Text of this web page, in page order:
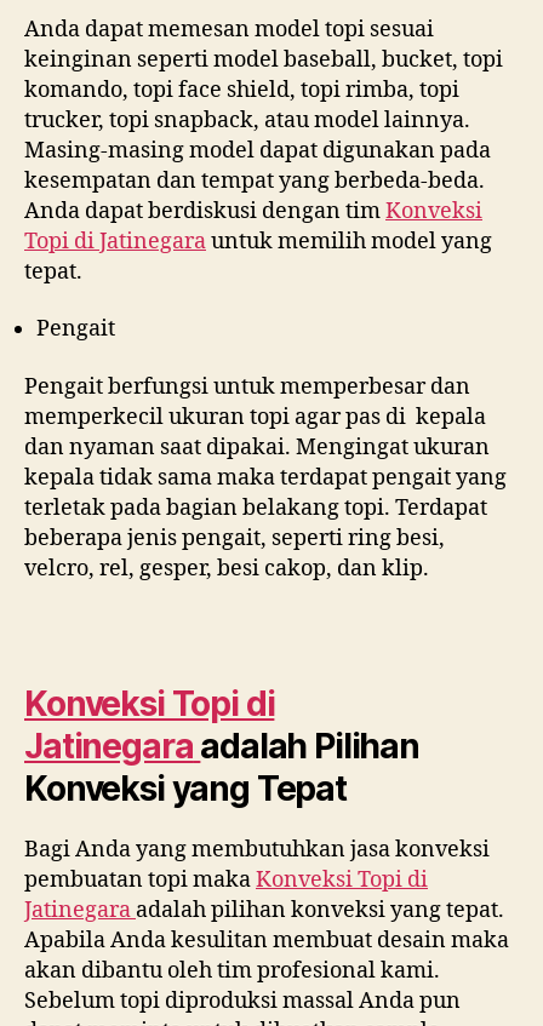
Anda dapat memesan model topi sesuai
keinginan seperti model baseball, bucket, topi
komando, topi face shield, topi rimba, topi
trucker, topi snapback, atau model lainnya.
Masing-masing model dapat digunakan pada
kesempatan dan tempat yang berbeda-beda.
Anda dapat berdiskusi dengan timKonveksi
Topi diJatinegarauntuk memilih model yang
tepat.
Pengait
Pengait berfungsi untuk memperbesar dan
memperkecil ukuran topi agar pas di kepala
dan nyaman saat dipakai. Mengingat ukuran
kepala tidak sama maka terdapat pengait yang
terletak pada bagian belakang topi. Terdapat
beberapa jenis pengait, seperti ring besi,
velcro, rel, gesper, besi cakop, dan klip.
Konveksi Topi di
Jatinegara adalah Pilihan
Konveksi yang Tepat
Bagi Anda yang membutuhkan jasa konveksi
pembuatan topi makaKonveksi Topi di
Jatinegara adalah pilihan konveksi yang tepat.
Apabila Anda kesulitan membuat desain maka
akan dibantu oleh tim profesional kami.
Sebelum topi diproduksi massal Anda pun